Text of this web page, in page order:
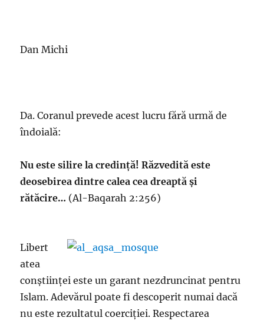
Dan Michi
Da. Coranul prevede acest lucru fără urmă de
îndoială:
Nu este silire la credință! Răzvedită este
deosebirea dintre calea cea dreaptă și
rătăcire… (Al-Baqarah 2:256)
Libert
atea
conștiinței este un garant nezdruncinat pentru
Islam. Adevărul poate fi descoperit numai dacă
nu este rezultatul coerciției. Respectarea